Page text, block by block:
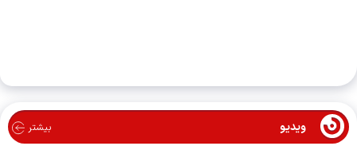
ویدیو بیشتر